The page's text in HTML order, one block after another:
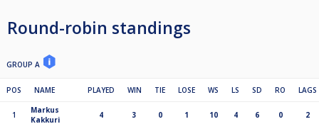
Round-robin standings
GROUP A
POS NAME PLAYED WIN TIE LOSE WS LS SD RO LAGS
1
Markus
Kakkuri
4 3 0 1 10 4 6 0 2